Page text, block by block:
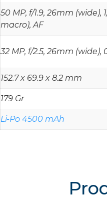
50 MP, f/1.9, 26mm (wide),
macro), AF
32 MP, f/2.5, 26mm (wide),
152.7 x 69.9 x 8.2 mm
179 Gr
Li-Po 4500 mAh